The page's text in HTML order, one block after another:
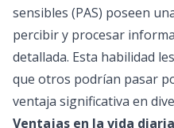
sensibles (PAS) poseen
percibir y procesar
detallada. Esta habilidad
que otros podrían pasar
ventaja significativa en
Ventajas en la vida diaria